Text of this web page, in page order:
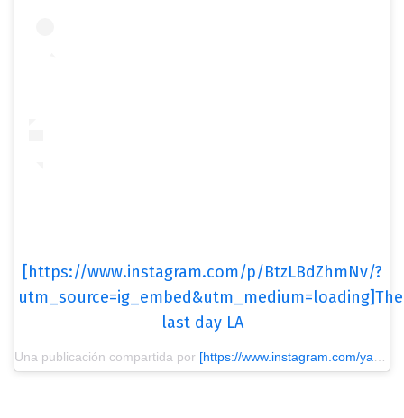
[https://www.instagram.com/p/BtzLBdZhmNv/?
utm_source=ig_embed&utm_medium=loading]The
last day LA
Una publicación compartida por [https://www.instagram.com/yasmi_mendeguia/?utm_source=ig_embed&utm_medium=loading] Yasmi Mendeguía